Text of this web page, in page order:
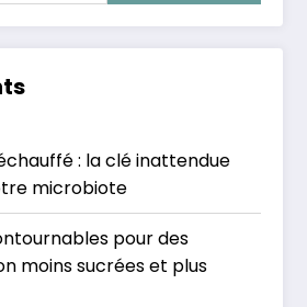
: la clé inattendue
microbiote
pour des
moins sucrées et plus